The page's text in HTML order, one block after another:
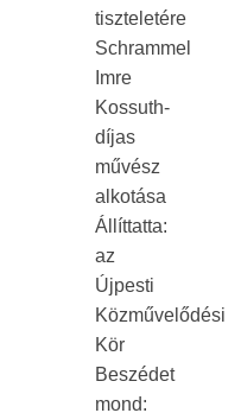
tiszteletére
Schrammel
Imre
Kossuth-
díjas
művész
alkotása
Állíttatta:
az
Újpesti
Közművelődési
Kör
Beszédet
mond: